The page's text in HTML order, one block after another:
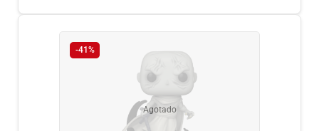
-41%
Agotado